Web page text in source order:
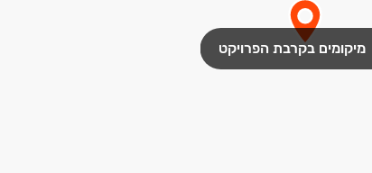
מיקומים בקרבת הפרויקט